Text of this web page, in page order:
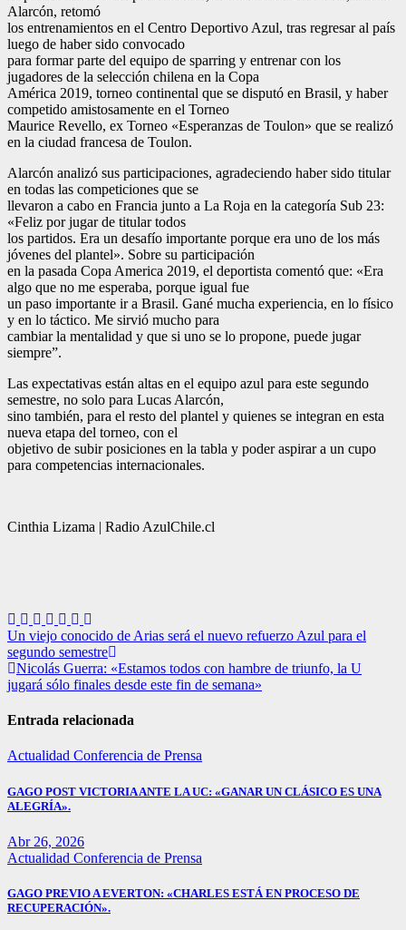
Alarcón, retomó
los entrenamientos en el Centro Deportivo Azul, tras regresar al país
luego de haber sido convocado
para formar parte del equipo de sparring y entrenar con los
jugadores de la selección chilena en la Copa
América 2019, torneo continental que se disputó en Brasil, y haber
competido amistosamente en el Torneo
Maurice Revello, ex Torneo «Esperanzas de Toulon» que se realizó
en la ciudad francesa de Toulon.
Alarcón analizó sus participaciones, agradeciendo haber sido titular
en todas las competiciones que se
llevaron a cabo en Francia junto a La Roja en la categoría Sub 23:
«Feliz por jugar de titular todos
los partidos. Era un desafío importante porque era uno de los más
jóvenes del plantel». Sobre su participación
en la pasada Copa America 2019, el deportista comentó que: «Era
algo que no me esperaba, porque igual fue
un paso importante ir a Brasil. Gané mucha experiencia, en lo físico
y en lo táctico. Me sirvió mucho para
cambiar la mentalidad y que si uno se lo propone, puede jugar
siempre”.
Las expectativas están altas en el equipo azul para este segundo
semestre, no solo para Lucas Alarcón,
sino también, para el resto del plantel y quienes se integran en esta
nueva etapa del torneo, con el
objetivo de subir posiciones en la tabla y poder aspirar a un cupo
para competencias internacionales.
Cinthia Lizama | Radio AzulChile.cl
Navegación
de
entradas
Un viejo conocido de Arias será el nuevo refuerzo Azul para el
segundo semestre
Nicolás Guerra: «Estamos todos con hambre de triunfo, la U
jugará sólo finales desde este fin de semana»
Entrada relacionada
Actualidad Conferencia de Prensa
GAGO POST VICTORIA ANTE LA UC: «GANAR UN CLÁSICO ES UNA
ALEGRÍA».
Abr 26, 2026
Actualidad Conferencia de Prensa
GAGO PREVIO A EVERTON: «CHARLES ESTÁ EN PROCESO DE
RECUPERACIÓN».